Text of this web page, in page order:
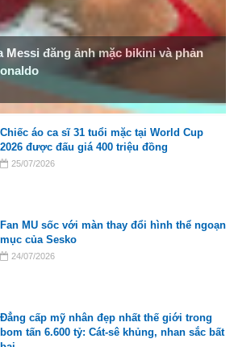
đăng ảnh mặc bikini và phản
Chiếc áo ca sĩ 31 tuổi mặc tại World Cup
2026 được đấu giá 400 triệu đồng
25/07/2026
Fan MU sốc với màn thay đổi hình thể ngoạn
mục của Sesko
24/07/2026
Đẳng cấp mỹ nhân đẹp nhất thế giới trong
bom tấn 6.600 tỷ: Cát-sê khủng, nhan sắc bất